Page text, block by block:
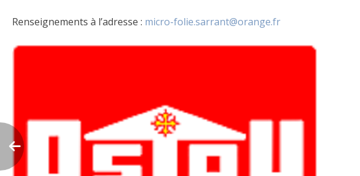
Renseignements à l’adresse : micro-folie.sarrant@orange.fr